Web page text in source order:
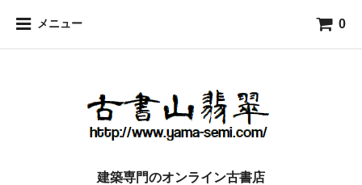
メニュー 0
建築専門のオンライン古書店